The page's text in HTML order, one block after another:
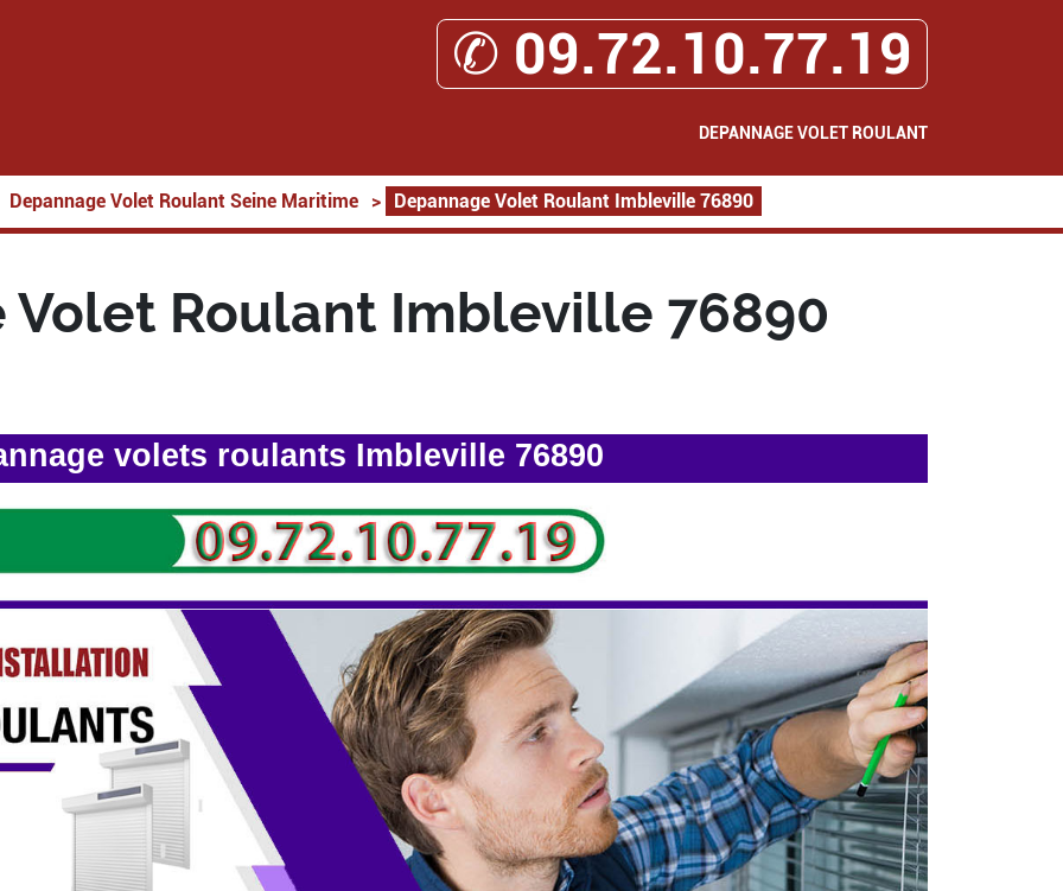
✆ 09.72.10.77.19
DEPANNAGE VOLET ROULANT
Depannage Volet Roulant Seine Maritime > Depannage Volet Roulant Imbleville 76890
Volet Roulant Imbleville 76890
volets roulants Imbleville 76890